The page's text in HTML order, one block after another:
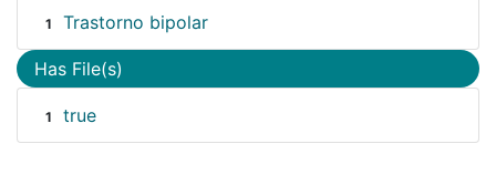
1 Trastorno bipolar
Has File(s)
1 true